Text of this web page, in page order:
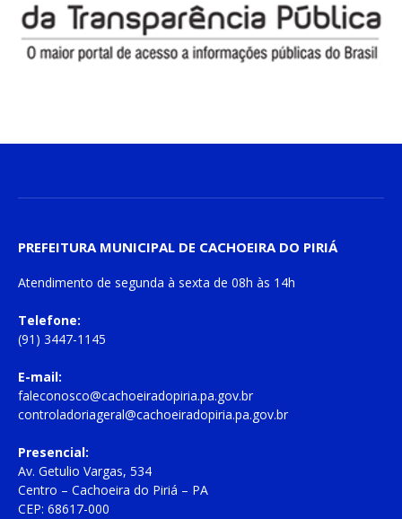
PREFEITURA MUNICIPAL DE CACHOEIRA DO PIRIÁ
Atendimento de segunda à sexta de 08h às 14h
Telefone:
(91) 3447-1145
E-mail:
faleconosco@cachoeiradopiria.pa.gov.br
controladoriageral@cachoeiradopiria.pa.gov.br
Presencial:
Av. Getulio Vargas, 534
Centro – Cachoeira do Piriá – PA
CEP: 68617-000